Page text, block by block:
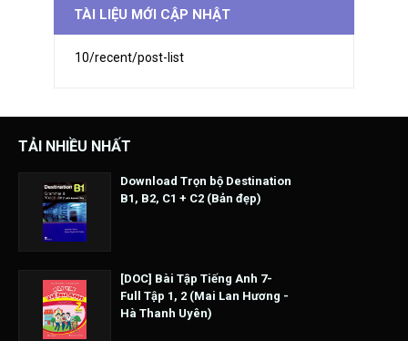
TÀI LIỆU MỚI CẬP NHẬT
10/recent/post-list
TẢI NHIỀU NHẤT
Download Trọn bộ Destination
B1, B2, C1 + C2 (Bản đẹp)
[DOC] Bài Tập Tiếng Anh 7-
Full Tập 1, 2 (Mai Lan Hương -
Hà Thanh Uyên)